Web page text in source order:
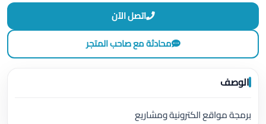
اتصل الآن
محادثة مع صاحب المتجر
الوصف
برمجة مواقع الكترونية ومشاريع